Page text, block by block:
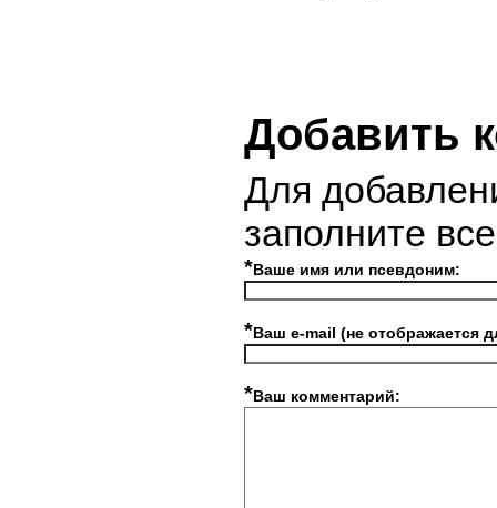
Добавить
Для
заполните
*Ваше имя или псевдоним:
*Ваш e-mail (не отображается
*Ваш комментарий: